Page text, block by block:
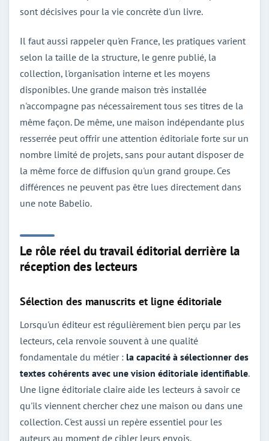
sont décisives pour la vie concrète d'un livre.
Il faut aussi rappeler qu'en France, les pratiques varient
selon la taille de la structure, le genre publié, la
collection, l'organisation interne et les moyens
disponibles. Une grande maison très installée
n'accompagne pas nécessairement tous ses titres de la
même façon. De même, une maison indépendante plus
resserrée peut offrir une attention éditoriale forte sur un
nombre limité de projets, sans pour autant disposer de
la même force de diffusion qu'un grand groupe. Ces
différences ne peuvent pas être lues directement dans
une note Babelio.
Le rôle réel du travail éditorial derrière la
réception des lecteurs
Sélection des manuscrits et ligne éditoriale
Lorsqu'un éditeur est régulièrement bien perçu par les
lecteurs, cela renvoie souvent à une qualité
fondamentale du métier : la capacité à sélectionner des
textes cohérents avec une vision éditoriale identifiable.
Une ligne éditoriale claire aide les lecteurs à savoir ce
qu'ils viennent chercher chez une maison ou dans une
collection. C'est aussi un repère essentiel pour les
auteurs au moment de cibler leurs envois.